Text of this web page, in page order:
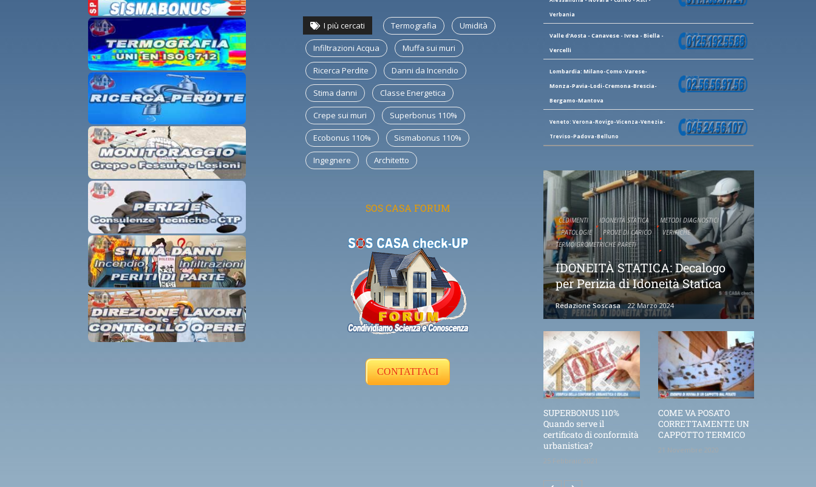
I più cercati Termografia Umidità
Infiltrazioni Acqua Muffa sui muri
Ricerca Perdite Danni da Incendio
Stima danni Classe Energetica
Crepe sui muri Superbonus 110%
Ecobonus 110% Sismabonus 110%
Ingegnere Architetto
SOS CASA FORUM
CONTATTACI
Verbania
Valle d'Aosta - Canavese - Ivrea - Biella -
Vercelli
Lombardia: Milano-Como-Varese-
Monza-Pavia-Lodi-Cremona-Brescia-
Bergamo-Mantova
Veneto: Verona-Rovigo-Vicenza-Venezia-
Treviso-Padova-Belluno
CEDIMENTI IDONEITÀ STATICA
METODI DIAGNOSTICI
PATOLOGIE
PROVE DI CARICO
VERIFICHE
TERMOIGROMETRICHE PARETI
IDONEITÀ STATICA: Decalogo
per Perizia di Idoneità Statica
Redazione Soscasa 22 Marzo 2024
SUPERBONUS 110%
Quando serve il
certificato di conformità
urbanistica?
25 Febbraio 2021
COME VA POSATO
CORRETTAMENTE UN
CAPPOTTO TERMICO
21 Novembre 2020